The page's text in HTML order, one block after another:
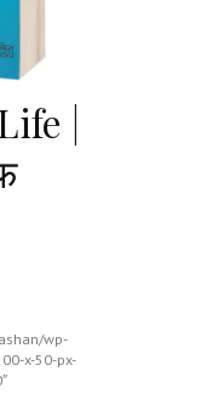
|
wp-
x-50-px-